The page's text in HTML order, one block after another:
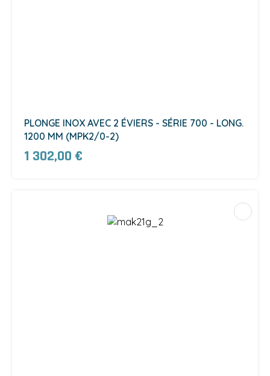
PLONGE INOX AVEC 2 ÉVIERS - SÉRIE 700 - LONG.
1200 MM (MPK2/0-2)
1 302,00 €